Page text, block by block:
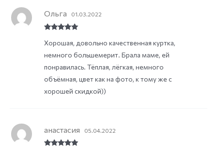
of 5
Ольга 01.03.2022
Хорошая, довольно качественная куртка,
немного большемерит. Брала маме, ей
понравилась. Тёплая, лёгкая, немного
объёмная, цвет как на фото, к тому же с
хорошей скидкой))
анастасия 05.04.2022